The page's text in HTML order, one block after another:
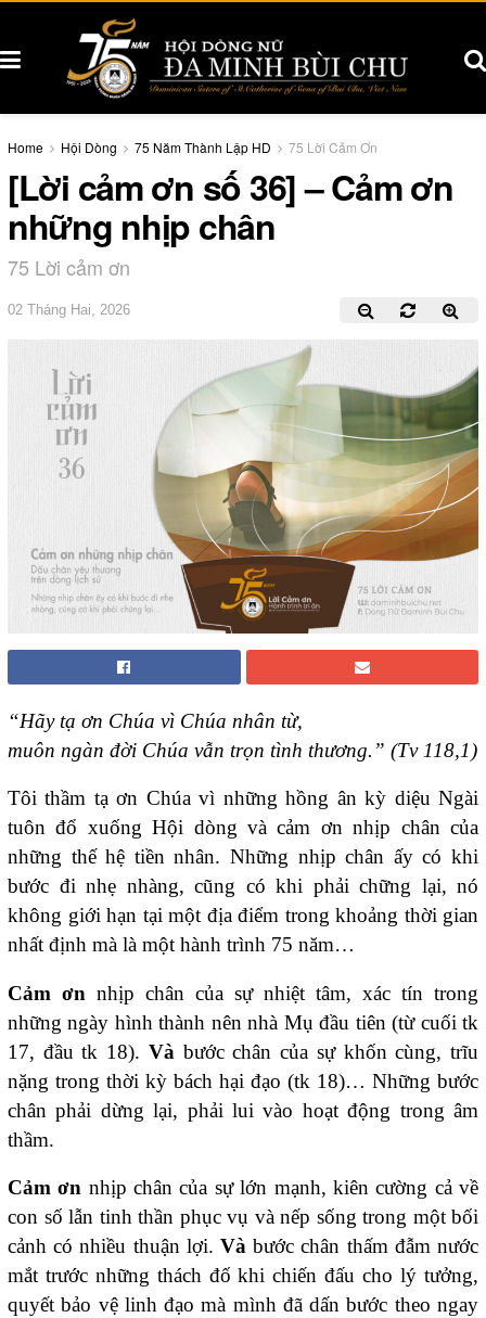
Home Hội Dòng 75 Năm Thành Lập HD 75 Lời Cảm Ơn
[Lời cảm ơn số 36] – Cảm ơn
những nhịp chân
75 Lời cảm ơn
02 Tháng Hai, 2026
“Hãy tạ ơn Chúa vì Chúa nhân từ,
muôn ngàn đời Chúa vẫn trọn tình thương.” (Tv 118,1)
Tôi thầm tạ ơn Chúa vì những hồng ân kỳ diệu Ngài
tuôn đổ xuống Hội dòng và cảm ơn nhịp chân của
những thế hệ tiền nhân. Những nhịp chân ấy có khi
bước đi nhẹ nhàng, cũng có khi phải chững lại, nó
không giới hạn tại một địa điểm trong khoảng thời gian
nhất định mà là một hành trình 75 năm…
Cảm ơn nhịp chân của sự nhiệt tâm, xác tín trong
những ngày hình thành nên nhà Mụ đầu tiên (từ cuối tk
17, đầu tk 18). Và bước chân của sự khốn cùng, trĩu
nặng trong thời kỳ bách hại đạo (tk 18)… Những bước
chân phải dừng lại, phải lui vào hoạt động trong âm
thầm.
Cảm ơn nhịp chân của sự lớn mạnh, kiên cường cả về
con số lẫn tinh thần phục vụ và nếp sống trong một bối
cảnh có nhiều thuận lợi. Và bước chân thấm đẫm nước
mắt trước những thách đố khi chiến đấu cho lý tưởng,
quyết bảo vệ linh đạo mà mình đã dấn bước theo ngay